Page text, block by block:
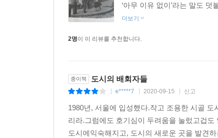
거리에 사람이 너무 많고 목소리가 너무 시끄러
도시에서는 산 자와 죽은 자가 나란히 걷는다.(42)
로런 엘킨은 우리가 익히 알고 있다고 여겼던 여
누벨바그 감독 아녜스 바르다에 이르기까지, 엘
이를테면 엘킨은 버지니아 울프의 「자기만의
상기시킨다. 또 플라뇌즈에 관한 탁월한 에세
작가로서 버지니아 울프를 소개한다. 탈식민주
‘아무 이유 없이’라는 말도
더보기
2명이 이 리뷰를 추천합니다.
종이책 도시의 배회자들
e*****7 2020-09-15 신고
1980년, 서울에 입성했다.작고 조용한 시골
리라.그럼에도 호기심이 두려움을 눌렀고겁
도시에익숙해지고, 도시의 새로운 곳을 발견